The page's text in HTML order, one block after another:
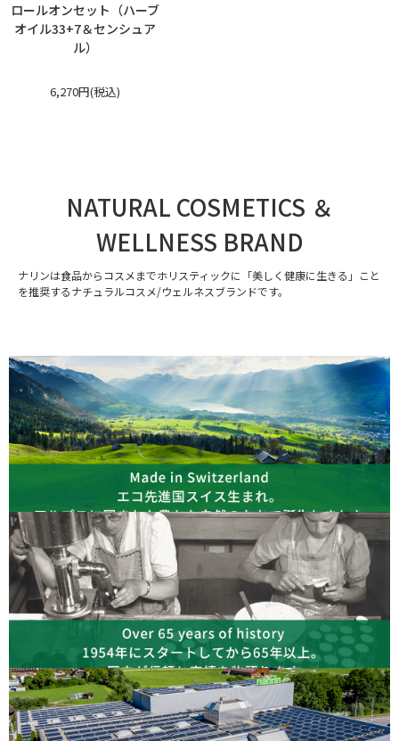
ロールオンセット（ハーブ
オイル33+7＆センシュア
ル）
6,270円(税込)
NATURAL COSMETICS ＆
WELLNESS BRAND
ナリンは食品からコスメまでホリスティックに「美しく健康に生きる」こと
を推奨するナチュラルコスメ/ウェルネスブランドです。